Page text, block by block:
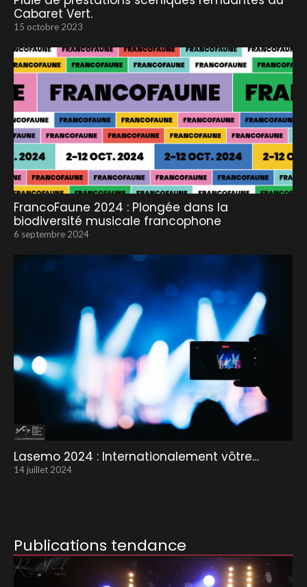
Cabaret Vert.
15 octobre 2023
FrancoFaune 2024 : Plongée dans la
biodiversité musicale francophone
6 septembre 2024
Lasemo 2024 : Internationalement vôtre…
14 juillet 2024
Publications tendance